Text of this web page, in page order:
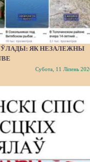
ЎЛАДЫ: ЯК НЕЗАЛЕЖНЫ
Субота, 11 Ліпень